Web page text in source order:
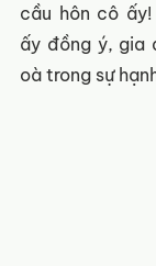
cầu hôn cô
ấy đồng ý, gia
oà trong sự